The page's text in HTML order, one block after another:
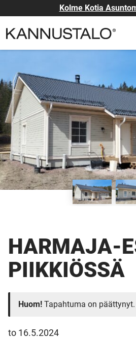
Kolme Kotia
HARMAJA-
PIIKKIÖSSÄ
Huom! Tapahtuma on päättynyt.
to 16.5.2024